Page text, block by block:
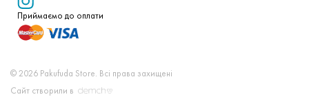
© 2026 Pakufuda Store. Всі права захищені
Сайт створили в
Приймаємо до оплати